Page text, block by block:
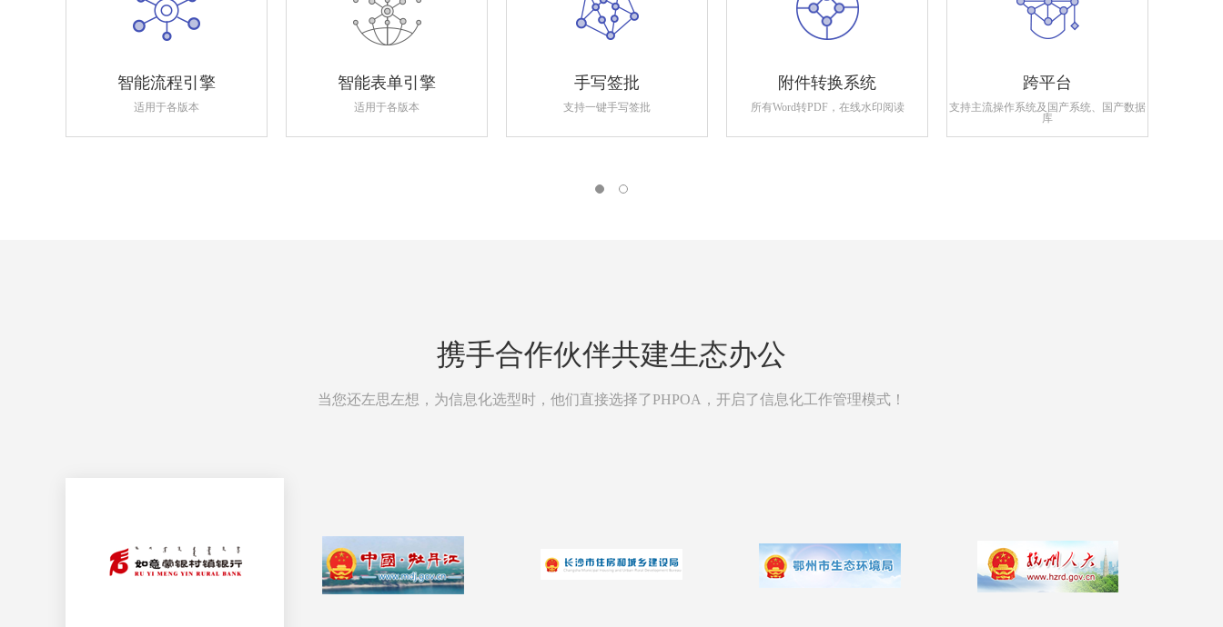
智能流程引擎
适用于各版本
智能表单引擎
适用于各版本
手写签批
支持一键手写签批
附件转换系统
所有Word转PDF，在线水印阅读
跨平台
支持主流操作系统及国产系统、国产数据
库
携手合作伙伴共建生态办公
当您还左思左想，为信息化选型时，他们直接选择了PHPOA，开启了信息化工作管理模式！